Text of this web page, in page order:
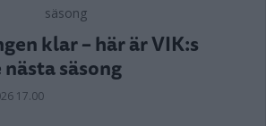
klar – här är VIK:s
säsong
17.00